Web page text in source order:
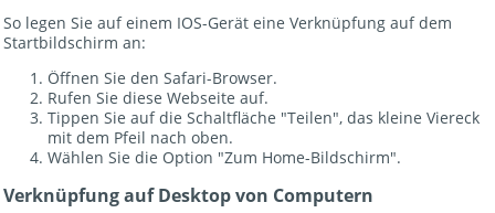
So legen Sie auf einem IOS-Gerät eine Verknüpfung auf dem
Startbildschirm an:
Öffnen Sie den Safari-Browser.
Rufen Sie diese Webseite auf.
Tippen Sie auf die Schaltfläche "Teilen", das kleine Viereck
mit dem Pfeil nach oben.
Wählen Sie die Option "Zum Home-Bildschirm".
Verknüpfung auf Desktop von Computern